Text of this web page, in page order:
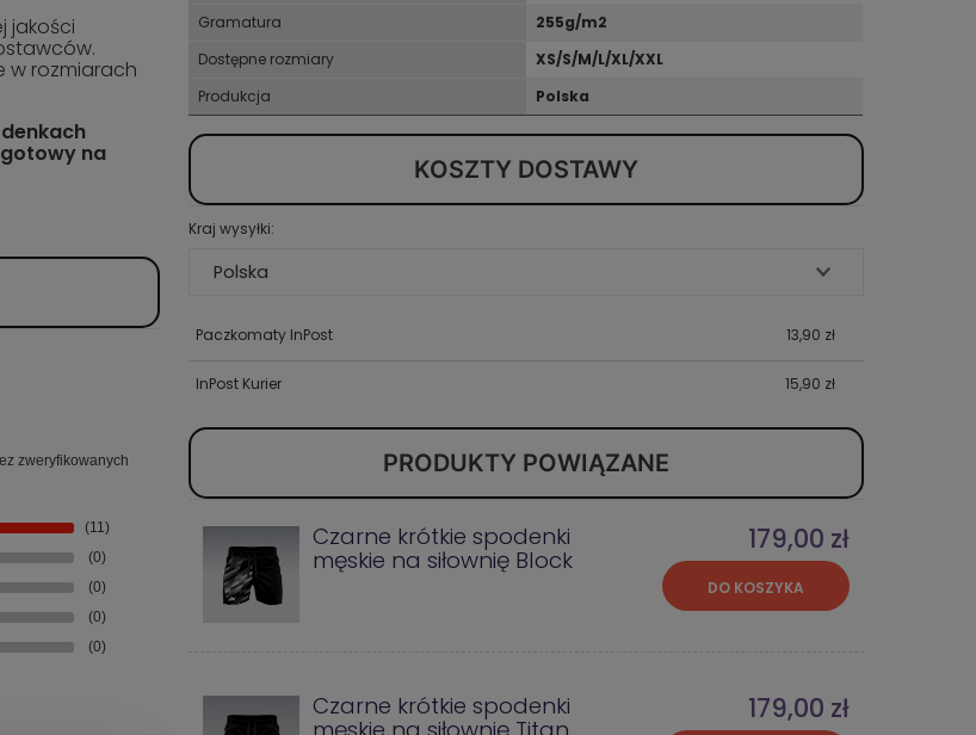
jakości
w rozmiarach
na
zweryfikowanych
(11)
(0)
(0)
(0)
(0)
Gramatura
255g/m2
Dostępne rozmiary
XS/S/M/L/XL/XXL
Produkcja
Polska
KOSZTY DOSTAWY
Kraj wysyłki:
Paczkomaty InPost 13,90 zł
InPost Kurier 15,90 zł
PRODUKTY POWIĄZANE
Czarne krótkie spodenki
męskie na siłownię Block
179,00 zł
DO KOSZYKA
Czarne krótkie spodenki
179,00 zł